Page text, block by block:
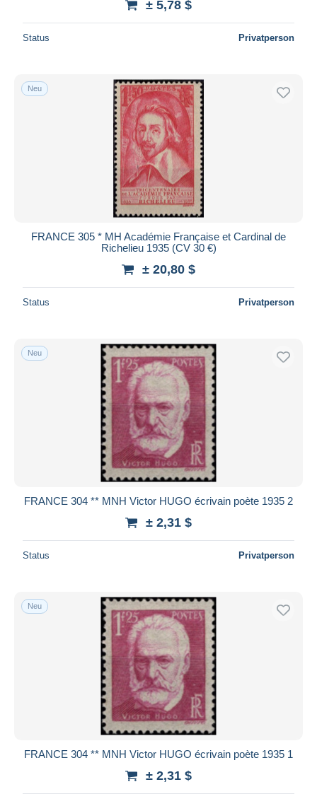
± 5,78 $
Status Privatperson
Neu
FRANCE 305 * MH Académie Française et Cardinal de
Richelieu 1935 (CV 30 €)
± 20,80 $
Status Privatperson
Neu
FRANCE 304 ** MNH Victor HUGO écrivain poète 1935 2
± 2,31 $
Status Privatperson
Neu
FRANCE 304 ** MNH Victor HUGO écrivain poète 1935 1
± 2,31 $